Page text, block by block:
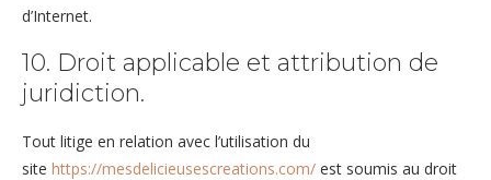
d’Internet.
10. Droit applicable et attribution de
juridiction.
Tout litige en relation avec l’utilisation du
site https://mesdelicieusescreations.com/ est soumis au droit